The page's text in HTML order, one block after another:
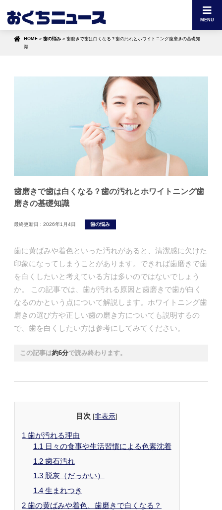
MENU
HOME » 歯の悩み » 歯磨きで歯は白くなる？歯の汚れとホワイトニング歯磨きの基礎知
識
歯磨きで歯は白くなる？歯の汚れとホワイトニング歯
磨きの基礎知識
最終更新日 : 2026年1月4日 歯の悩み
歯に黄ばみや着色といった汚れがあると、清潔感に欠けた
印象になってしまうことがあります。できれば歯磨きで歯
を白くしたいと考えている方は多いのではないでしょう
か。 この記事では、歯が汚れる原因と歯磨きで歯が白く
なるのかという点について解説します。ホワイトニング歯
磨きの選び方や正しい歯の磨き方についても説明するの
で、歯を白くしたい方は参考にしてみてください。
この記事は約6分で読み終わります。
目次 [非表示]
1 歯が汚れる理由
1.1 日々の食事や生活習慣による色素沈着
1.2歯石汚れ
1.3脱灰（だっかい）
1.4生まれつき
2 歯の黄ばみや着色、歯磨きで白くなる？